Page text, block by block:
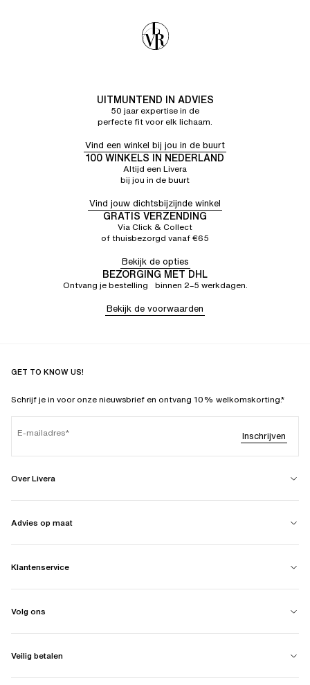
UITMUNTEND IN ADVIES
50 jaar expertise in de
perfecte fit voor elk lichaam.
Vind een winkel bij jou in de buurt
100 WINKELS IN NEDERLAND
Altijd een Livera
bij jou in de buurt
Vind jouw dichtsbijzijnde winkel
GRATIS VERZENDING
Via Click & Collect
of thuisbezorgd vanaf €65
Bekijk de opties
BEZORGING MET DHL
Ontvang je bestelling binnen 2–5 werkdagen.
Bekijk de voorwaarden
GET TO KNOW US!
Schrijf je in voor onze nieuwsbrief en ontvang 10% welkomskorting.*
E-mailadres Inschrijven
Over Livera
Advies op maat
Klantenservice
Volg ons
Veilig betalen